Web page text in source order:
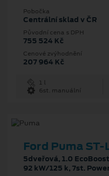
Pobočka
Centrální sklad v ČR
Původní cena s DPH
755 524 Kč
Cenové zvýhodnění
207 964 Kč
1 l
6st. manuální
Ford Puma ST-
5dveřová, 1.0
92 kW/125 k, 7st.